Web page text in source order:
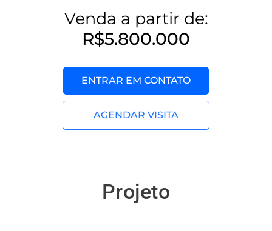
Venda a partir de:
R$5.800.000
ENTRAR EM CONTATO
AGENDAR VISITA
Projeto